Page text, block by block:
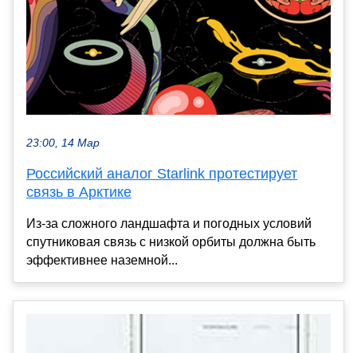
23:00, 14 Мар
Российский аналог Starlink протестирует
связь в Арктике
Из-за сложного ландшафта и погодных условий
спутниковая связь с низкой орбиты должна быть
эффективнее наземной...